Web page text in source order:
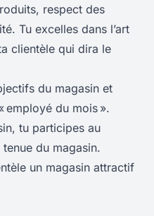
respect des
Tu excelles dans l’art
clientèle qui dira le
du magasin et
employé du mois ».
tu participes au
du magasin.
un magasin attractif